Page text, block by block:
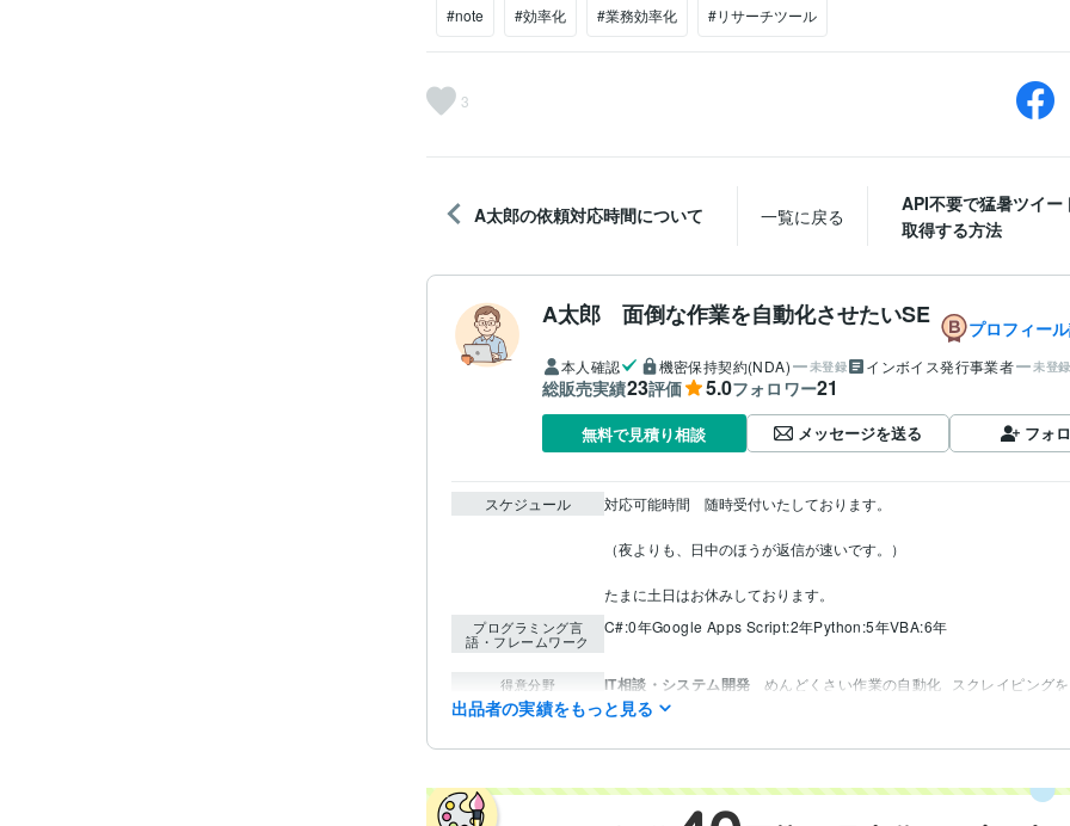
#note #効率化 #業務効率化 #リサーチツール
3
A太郎の依頼対応時間について 一覧に戻る
API不要で猛暑ツイー
取得する方法
A太郎 面倒な作業を自動化させたいSE プロフィー
本人確認 機密保持契約(NDA) 未登録 インボイス発行事業者 未登録
総販売実績23評価 5.0フォロワー21
無料で見積り相談 メッセージを送る フォ
スケジュール 対応可能時間　随時受付いたしております。
（夜よりも、日中のほうが返信が速いです。）
たまに土日はお休みしております。
プログラミング言
語・フレームワーク
C#:0年Google Apps Script:2年Python:5年VBA:6年
得意分野 IT相談・システム開発 めんどくさい作業の自動化
スクレイピング
報収集
出品者の実績をもっと見る